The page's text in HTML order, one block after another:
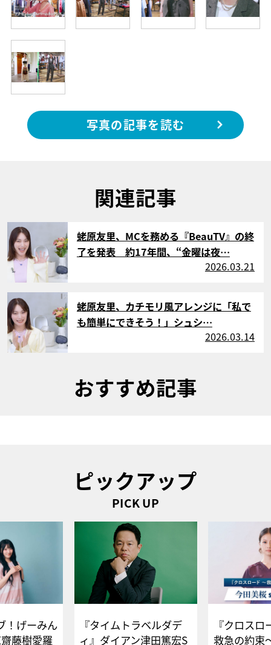
写真の記事を読む
関連記事
サムネイル
蛯原友里、MCを務める『BeauTV』の終
了を発表 約17年間、“金曜は夜…
2026.03.21
サムネイル
蛯原友里、カチモリ風アレンジに「私で
も簡単にできそう！」シュシ…
2026.03.14
おすすめ記事
ピックアップ
PICK UP
！げーみん
藤樹愛羅
『タイムトラベルダデ
ィ』ダイアン津田篤宏S
『クロス
救急の約束